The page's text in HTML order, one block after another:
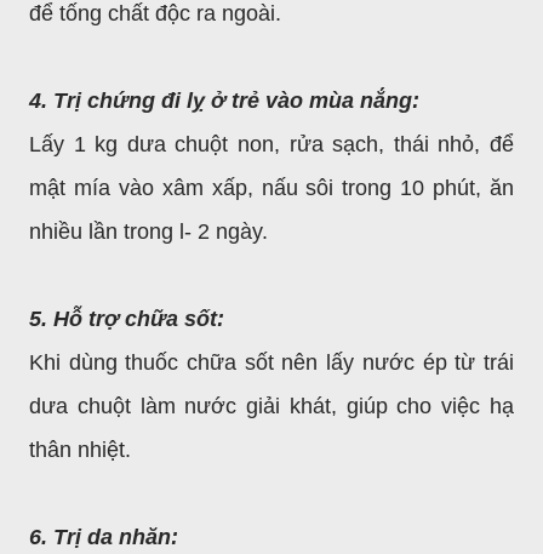
để tống chất độc ra ngoài.
4. Trị chứng đi lỵ ở trẻ vào mùa nắng:
Lấy 1 kg dưa chuột non, rửa sạch, thái nhỏ, để
mật mía vào xâm xấp, nấu sôi trong 10 phút, ăn
nhiều lần trong l- 2 ngày.
5. Hỗ trợ chữa sốt:
Khi dùng thuốc chữa sốt nên lấy nước ép từ trái
dưa chuột làm nước giải khát, giúp cho việc hạ
thân nhiệt.
6. Trị da nhăn: